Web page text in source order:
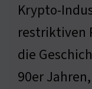
Krypto-
restriktiven
die
90er